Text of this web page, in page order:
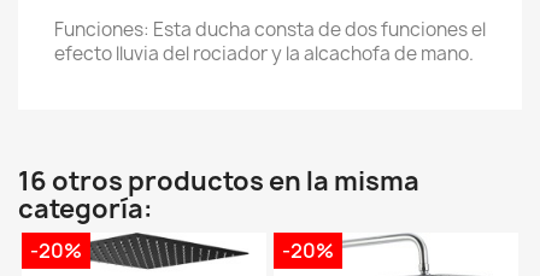
Funciones: Esta ducha consta de dos funciones el
efecto lluvia del rociador y la alcachofa de mano.
16 otros productos en la misma
categoría:
-20% -20%